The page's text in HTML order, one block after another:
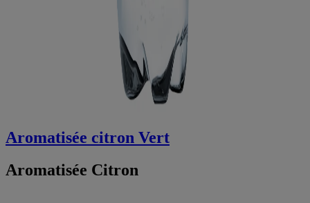
Aromatisée citron Vert
Aromatisée Citron